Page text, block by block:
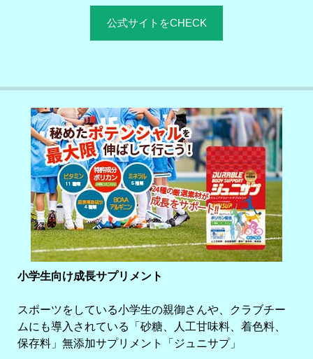
公式サイトをCHECK
小学生向け成長サプリメント
スポーツをしている小学生の親御さんや、クラブチー
ムにも導入されている「砂糖、人工甘味料、着色料、
保存料」無添加サプリメント「ジュニサプ」